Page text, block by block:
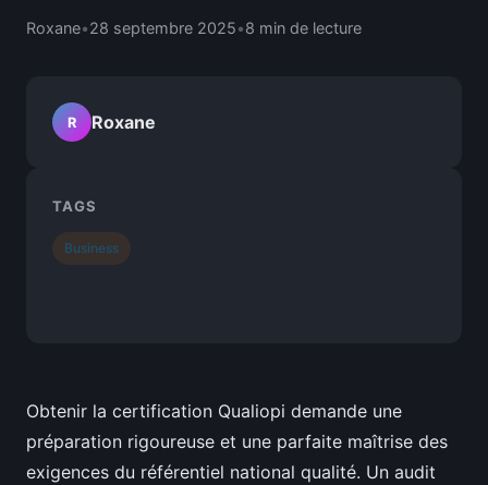
Roxane•28 septembre 2025•8 min de lecture
Obtenir la certification Qualiopi demande une
préparation rigoureuse et une parfaite maîtrise des
exigences du référentiel national qualité. Un audit
R Roxane
TAGS
Business